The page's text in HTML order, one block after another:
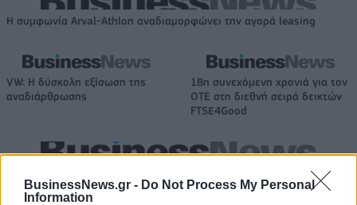
BusinessNews.gr - Do Not Process My Personal
Information
Η συμφωνία Arval-Athlon αναδιαμορφώνει την αγορά leasing
VW: Η δύσκολη εξίσωση της
αναδιάρθρωσης
18η συνεχόμενη χρονιά για τον
ΟΤΕ στη διεθνή σειρά δεικτών
FTSE4Good
Alpha Bank: Για πρώτη φορά το Αρχαίο Θέατρο Επιδαύρου άνοιξε τις
πύλες του σε όλους